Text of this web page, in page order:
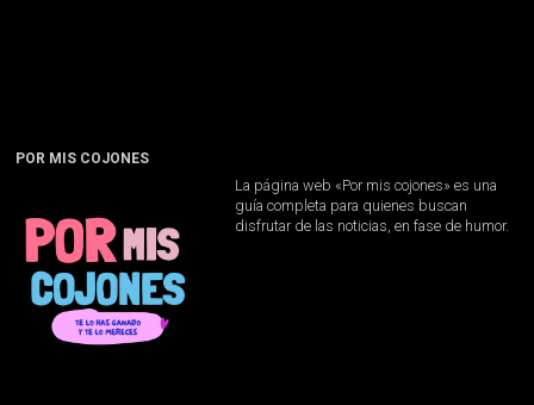
POR MIS COJONES
La página web «Por mis cojones» es una
guía completa para quienes buscan
disfrutar de las noticias, en fase de humor.